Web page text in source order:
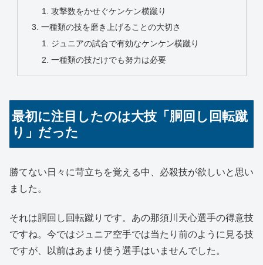
攻撃数をかせぐケンケン横蹴り
一種類の技を磨き上げることの大切さ
ジュニアの試合で有効なケンケン横蹴り
一種類の技だけでも努力は必要
最初に注目したのは大技「胴回し回転蹴
り」だった
勝てない日々に苛立ちを覚える中、必殺技が欲しいと思い
ました。
それは胴回し回転蹴りです。あの那須川天心選手の得意技
ですね。今ではジュニア空手では当たり前のように見る技
ですが、以前はあまり使う選手はいませんでした。